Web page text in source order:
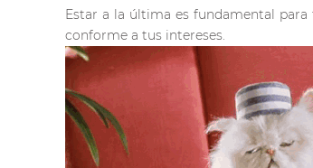
Estar a la última es fundamental para
conforme a tus intereses.